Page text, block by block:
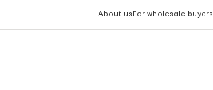
About us For wholesale buyers